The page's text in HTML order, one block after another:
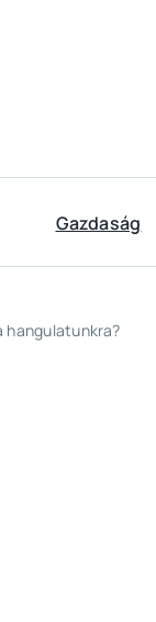
Gazdaság
hangulatunkra?